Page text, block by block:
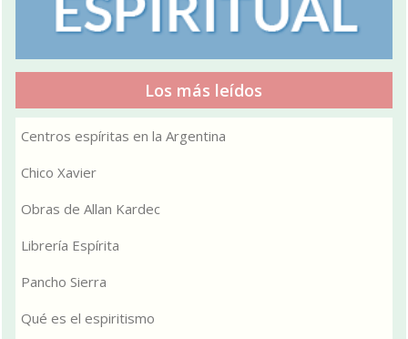
Los más leídos
Centros espíritas en la Argentina
Chico Xavier
Obras de Allan Kardec
Librería Espírita
Pancho Sierra
Qué es el espiritismo